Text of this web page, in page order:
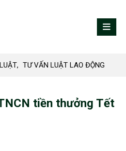
, TƯ VẤN LUẬT LAO ĐỘNG
tiền thưởng Tết